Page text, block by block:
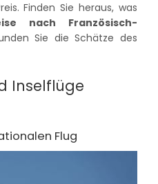
Finden Sie heraus, was
nach Französisch-
Sie die Schätze des
Inselflüge
Flug